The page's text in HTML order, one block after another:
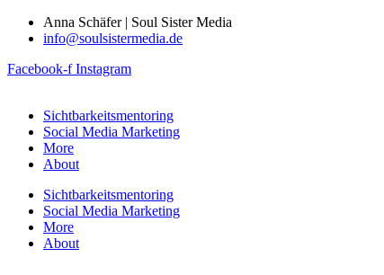
Anna Schäfer | Soul Sister Media
info@soulsistermedia.de
Facebook-f Instagram
Sichtbarkeitsmentoring
Social Media Marketing
More
About
Sichtbarkeitsmentoring
Social Media Marketing
More
About